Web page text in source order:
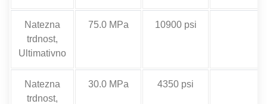
Natezna
trdnost,
Ultimativno
75.0 MPa 10900 psi
Natezna
trdnost,
30.0 MPa 4350 psi